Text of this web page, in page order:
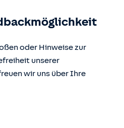
oder Hinweise zur
unserer
wir uns über Ihre